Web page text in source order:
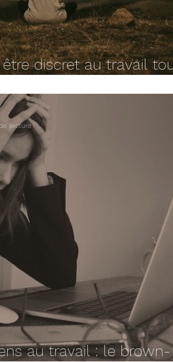
discret au travail
au travail : le brown-
lecture